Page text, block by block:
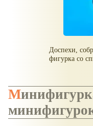
Доспехи,
фигурка со
Минифигурка Самурай, серия 13